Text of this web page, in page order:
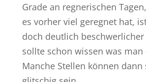
Grade an regnerischen
es vorher viel geregnet hat,
doch deutlich
sollte schon wissen was man
Manche Stellen können dann